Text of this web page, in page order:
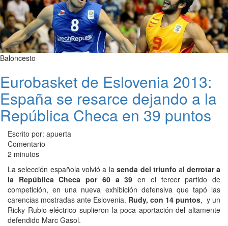
Baloncesto
Eurobasket de Eslovenia 2013:
España se resarce dejando a la
República Checa en 39 puntos
Escrito por: apuerta
Comentario
2 minutos
La selección española volvió a lasenda del triunfo al derrotar a
la República Checa por 60 a 39 en el tercer partido de
competición, en una nueva exhibición defensiva que tapó las
carencias mostradas ante Eslovenia. Rudy, con 14 puntos, y un
Ricky Rubio eléctrico suplieron la poca aportación del altamente
defendido Marc Gasol.